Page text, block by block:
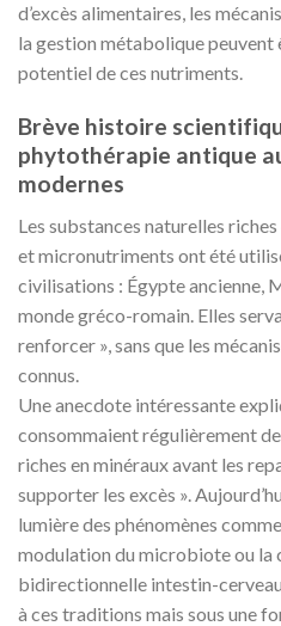
d’excès alimentaires, les
la gestion métabolique peuvent
potentiel de ces nutriments.
Brève histoire
phytothérapie antique
modernes
Les substances naturelles
et micronutriments ont été
civilisations : Égypte ancienne,
monde gréco-romain. Elles
renforcer », sans que les
connus.
Une anecdote intéressante
consommaient régulièrement
riches en minéraux avant les
supporter les excès ».
lumière des phénomènes
modulation du microbiote ou la
bidirectionnelle intestin-
à ces traditions mais sous une